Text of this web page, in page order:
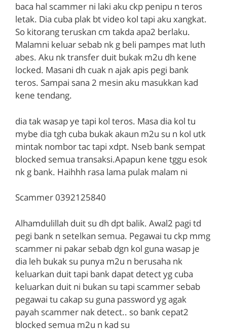
baca hal scammer ni laki aku ckp penipu n teros
letak. Dia cuba plak bt video kol tapi aku xangkat.
So kitorang teruskan cm takda apa2 berlaku.
Malamni keluar sebab nk g beli pampes mat luth
abes. Aku nk transfer duit bukak m2u dh kene
locked. Masani dh cuak n ajak apis pegi bank
teros. Sampai sana 2 mesin aku masukkan kad
kene tendang.
dia tak wasap ye tapi kol teros. Masa dia kol tu
mybe dia tgh cuba bukak akaun m2u su n kol utk
mintak nombor tac tapi xdpt. Nseb bank sempat
blocked semua transaksi.Apapun kene tggu esok
nk g bank. Haihhh rasa lama pulak malam ni
Scammer 0392125840
Alhamdulillah duit su dh dpt balik. Awal2 pagi td
pegi bank n setelkan semua. Pegawai tu ckp mmg
scammer ni pakar sebab dgn kol guna wasap je
dia leh bukak su punya m2u n berusaha nk
keluarkan duit tapi bank dapat detect yg cuba
keluarkan duit ni bukan su tapi scammer sebab
pegawai tu cakap su guna password yg agak
payah scammer nak detect.. so bank cepat2
blocked semua m2u n kad su